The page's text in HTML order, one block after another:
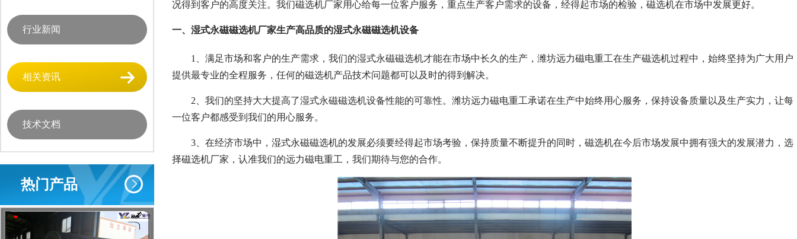
行业新闻
相关资讯
技术文档
热门产品
况得到客户的高度关注。我们磁选机厂家用心给每一位客户服务，重点生产客户需求的设备，经得起市场的检验，磁选机在市场中发展更好。
一、湿式永磁磁选机厂家生产高品质的湿式永磁磁选机设备
1、满足市场和客户的生产需求，我们的湿式永磁磁选机才能在市场中长久的生产，潍坊远力磁电重工在生产磁选机过程中，始终坚持为广大用户
提供最专业的全程服务，任何的磁选机产品技术问题都可以及时的得到解决。
2、我们的坚持大大提高了湿式永磁磁选机设备性能的可靠性。潍坊远力磁电重工承诺在生产中始终用心服务，保持设备质量以及生产实力，让每
一位客户都感受到我们的用心服务。
3、在经济市场中，湿式永磁磁选机的发展必须要经得起市场考验，保持质量不断提升的同时，磁选机在今后市场发展中拥有强大的发展潜力，选
择磁选机厂家，认准我们的远力磁电重工，我们期待与您的合作。